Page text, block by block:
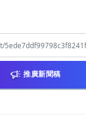
推廣新聞稿